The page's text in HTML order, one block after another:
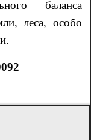
баланса
леса, особо